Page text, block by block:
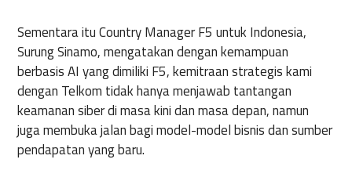
Sementara itu Country Manager F5 untuk Indonesia,
Surung Sinamo, mengatakan dengan kemampuan
berbasis AI yang dimiliki F5, kemitraan strategis kami
dengan Telkom tidak hanya menjawab tantangan
keamanan siber di masa kini dan masa depan, namun
juga membuka jalan bagi model-model bisnis dan sumber
pendapatan yang baru.